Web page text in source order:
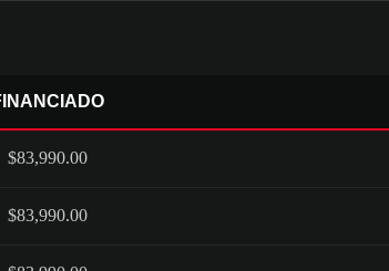
$83,990.00
$83,990.00